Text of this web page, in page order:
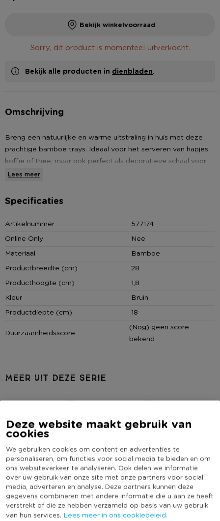
Deze website maakt gebruik van
cookies
We gebruiken cookies om content en advertenties te
personaliseren, om functies voor social media te bieden en om
ons websiteverkeer te analyseren. Ook delen we informatie
over uw gebruik van onze site met onze partners voor social
media, adverteren en analyse. Deze partners kunnen deze
gegevens combineren met andere informatie die u aan ze heeft
verstrekt of die ze hebben verzameld op basis van uw gebruik
van hun services. Lees meer in ons cookiebeleid.
Bekijk winkelvoorraad
Sorry, dit product is momenteel uitverkocht.
Bekijk alle producten in dienbladen.
Omschrijving
Breng een natuurlijke en warme uitstraling in huis met deze
prachtige bamboe trays. Ideaal voor het serveren van hapjes,
koffie of thee, maar ook perfect als decoratieve schaal voor
kaarsen, accessoires of sieraden. De afgeronde hoeken en
het makkelijk om de tray te dragen zonder dat spullen eraf
glijden. Geef je keuken of woonkamer een natuurlijke en
elegante touch met deze veelzijdige bamboe trays.
Lees meer
Specificaties
Artikelnummer
577174
Online Only
Nee
Materiaal
Bamboe
Productbreedte (cm)
28
Producthoogte (cm)
1,8
Kleur
Bruin
Productdiepte (cm)
18
Duurzaamheidsscore
(Nog) geen score
bekend
MEER UIT DEZE SERIE
Bamboe tray groot -
bruin - 1.8x44x25.5
cm
Niet online
Bamboe tray
vierkant - bruin -
1.8x24.5x24.5 cm
Niet online